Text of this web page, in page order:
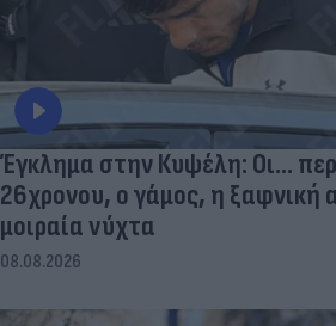
Έγκλημα στην Κυψέλη: Οι...
26χρονου, ο γάμος, η ξαφνική
μοιραία νύχτα
08.08.2026